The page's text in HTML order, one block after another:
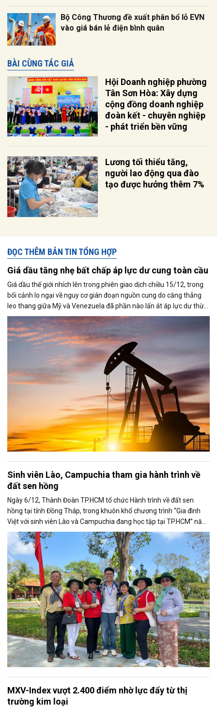
Bộ Công Thương đề xuất phân bổ lỗ EVN
vào giá bán lẻ điện bình quân
BÀI CÙNG TÁC GIẢ
Hội Doanh nghiệp phường
Tân Sơn Hòa: Xây dựng
cộng đồng doanh nghiệp
đoàn kết - chuyên nghiệp
- phát triển bền vững
Lương tối thiểu tăng,
người lao động qua đào
tạo được hưởng thêm 7%
ĐỌC THÊM BẢN TIN TỔNG HỢP
Giá dầu tăng nhẹ bất chấp áp lực dư cung toàn cầu
Giá dầu thế giới nhích lên trong phiên giao dịch chiều 15/12, trong
bối cảnh lo ngại về nguy cơ gián đoạn nguồn cung do căng thẳng
leo thang giữa Mỹ và Venezuela đã phần nào lấn át áp lực dư thừa
nguồn cung đang bao trùm thị trường. Cùng với đó, giới đầu tư tiếp
tục theo dõi sát diễn biến liên quan đến khả năng đạt được một
thỏa thuận hòa bình giữa Nga và Ukraine.
Sinh viên Lào, Campuchia tham gia hành trình về
đất sen hồng
Ngày 6/12, Thành Đoàn TP.HCM tổ chức Hành trình về đất sen
hồng tại tỉnh Đồng Tháp, trong khuôn khổ chương trình “Gia đình
Việt với sinh viên Lào và Campuchia đang học tập tại TP.HCM” năm
2025.
MXV-Index vượt 2.400 điểm nhờ lực đẩy từ thị
trường kim loại